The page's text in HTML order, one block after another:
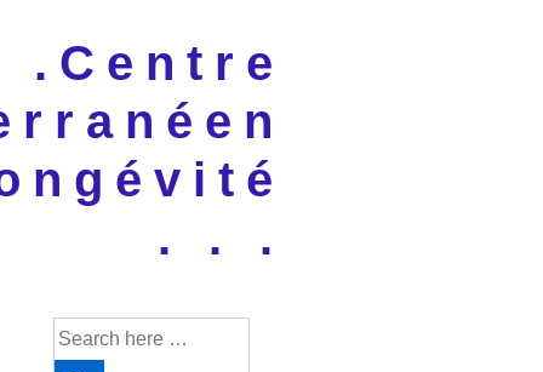
Main
.Centre
. . .
Search
for: